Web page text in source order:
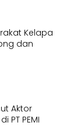
Kelapa
dan
Aktor
PT PEMI